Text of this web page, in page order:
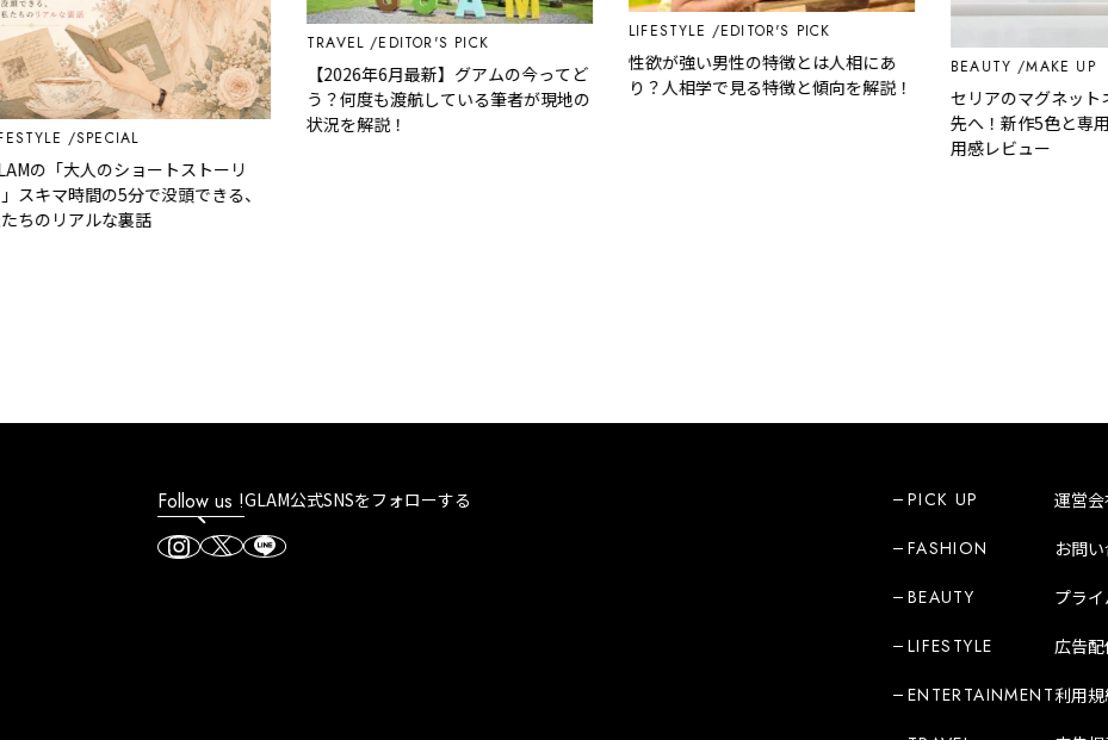
SPECIAL
「大人のショートストーリ
キマ時間の5分で没頭できる、
のリアルな裏話
TRAVEL EDITOR'S PICK
【2026年6月最新】グアムの今ってど
う？何度も渡航している筆者が現地の
状況を解説！
LIFESTYLE EDITOR'S PICK
性欲が強い男性の特徴とは人相にあ
り？人相学で見る特徴と傾向を解説！
BEAUTY MAKE UP
セリアのマグネットネ
先へ！新作5色と専用ス
用感レビュー
Follow us !GLAM公式SNSをフォローする PICK UP
FASHION
BEAUTY
LIFESTYLE
ENTERTAINMENT
運営会
お問
プラ
広告
利用